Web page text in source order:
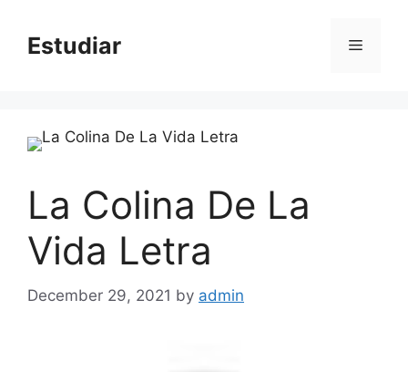
contentEstudiar Menu
La Colina De La
Vida Letra
December 29, 2021 by admin